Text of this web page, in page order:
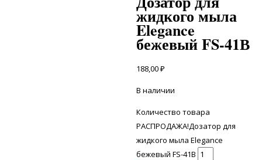
жидкого мыла
Elegance
бежевый FS-41В
188,00₽
В наличии
Количество товара
РАСПРОДАЖА!Дозатор для
жидкого мыла Elegance
бежевый FS-41В